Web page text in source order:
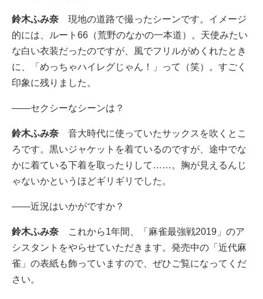
鈴木ふみ奈 現地の道路で撮ったシーンです。イメージ
的には、ルート66（荒野のなかの一本道）。天使みたい
な白い衣装だったのですが、風でフリルがめくれたとき
に、「めっちゃハイレグじゃん！」って（笑）。すごく
印象に残りました。
――セクシーなシーンは？
鈴木ふみ奈 音大時代に使っていたサックスを吹くとこ
ろです。黒いジャケットを着ているのですが、途中でな
かに着ている下着を取ったりして……。胸が見えるんじ
ゃないかというほどギリギリでした。
――近況はいかがですか？
鈴木ふみ奈 これから1年間、「麻雀最強戦2019」のア
シスタントをやらせていただきます。発売中の「近代麻
雀」の表紙も飾っていますので、ぜひご覧になってくだ
さい。